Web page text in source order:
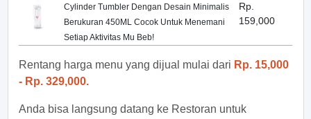
Cylinder Tumbler Dengan Desain Minimalis
Berukuran 450ML Cocok Untuk Menemani
Setiap Aktivitas Mu Beb!
Rp.
159,000
Rentang harga menu yang dijual mulai dari Rp. 15,000
- Rp. 329,000.
Anda bisa langsung datang ke Restoran untuk